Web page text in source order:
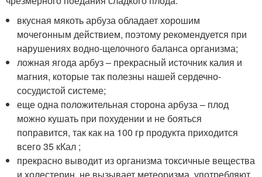
вкусная мякоть арбуза обладает хорошим
мочегонным действием, поэтому рекомендуется при
нарушениях водно-щелочного баланса организма;
ложная ягода арбуз – прекрасный источник калия и
магния, которые так полезны нашей сердечно-
сосудистой системе;
еще одна положительная сторона арбуза – плод
можно кушать при похудении и не бояться
поправится, так как на 100 гр продукта приходится
всего 35 кКал ;
прекрасно выводит из организма токсичные вещества